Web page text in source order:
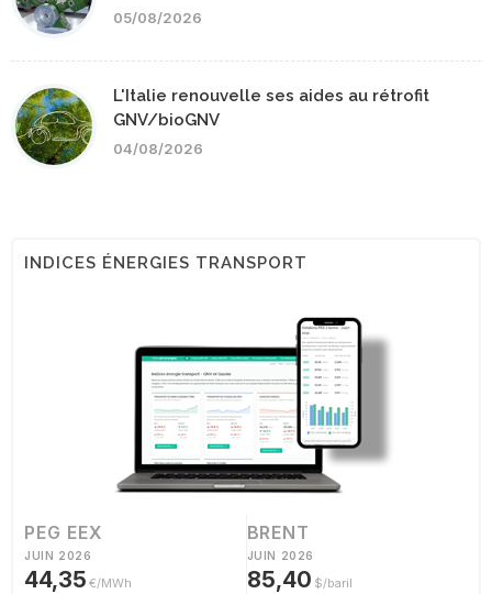
05/08/2026
L'Italie renouvelle ses aides au rétrofit
GNV/bioGNV
04/08/2026
INDICES ÉNERGIES TRANSPORT
PEG EEX
JUIN 2026
44,35 €/MWh
BRENT
JUIN 2026
85,40 $/baril